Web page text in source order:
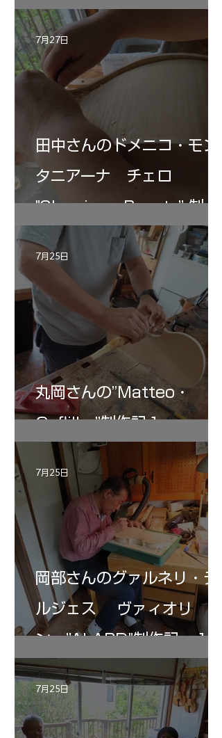
田中さんのドメニコ・モン
タニアーナ チェロ
"Sleeping・Beauty” 制作
記 30
7月27日
丸岡さんの”Matteo・
Gofliller”制作記１
7月25日
岡部さんのグァルネリ・デ
ルジェス ヴァィオリ
ン ”ALARD"制作記 １2
7月25日
7月25日